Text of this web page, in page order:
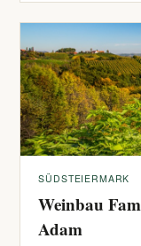
SÜDSTEIERMARK
Weinbau
Adam